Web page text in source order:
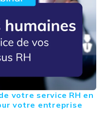
votre service RH en
votre entreprise